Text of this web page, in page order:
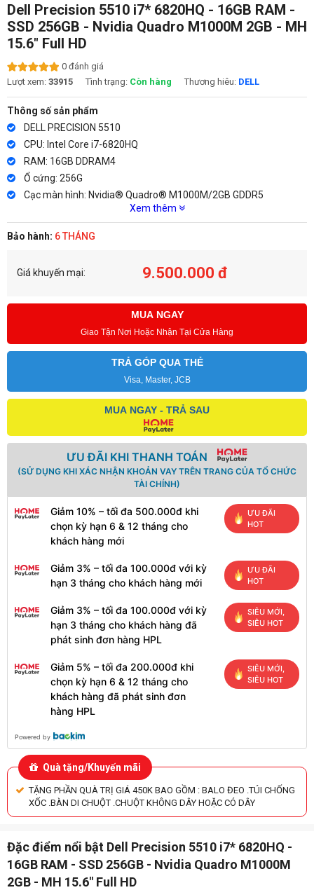
Dell Precision 5510 i7* 6820HQ - 16GB RAM -
SSD 256GB - Nvidia Quadro M1000M 2GB - MH
15.6" Full HD
0 đánh giá
Lượt xem: 33915 Tình trạng: Còn hàng Thương hiêu: DELL
Thông số sản phẩm
DELL PRECISION 5510
CPU: Intel Core i7-6820HQ
RAM: 16GB DDRAM4
Ổ cứng: 256G
Cạc màn hình: Nvidia® Quadro® M1000M/2GB GDDR5
Xem thêm
Bảo hành: 6 THÁNG
Giá khuyến mại: 9.500.000 đ
MUA NGAY
Giao Tận Nơi Hoặc Nhận Tại Cửa Hàng
TRẢ GÓP QUA THẺ
Visa, Master, JCB
MUA NGAY - TRẢ SAU
ƯU ĐÃI KHI THANH TOÁN
(SỬ DỤNG KHI XÁC NHẬN KHOẢN VAY TRÊN TRANG CỦA TỔ CHỨC
TÀI CHÍNH)
Giảm 10% – tối đa 500.000đ khi
chọn kỳ hạn 6 & 12 tháng cho
khách hàng mới
ƯU ĐÃI
HOT
Giảm 3% – tối đa 100.000đ với kỳ
hạn 3 tháng cho khách hàng mới
ƯU ĐÃI
HOT
Giảm 3% – tối đa 100.000đ với kỳ
hạn 3 tháng cho khách hàng đã
phát sinh đơn hàng HPL
SIÊU MỚI,
SIÊU HOT
Giảm 5% – tối đa 200.000đ khi
chọn kỳ hạn 6 & 12 tháng cho
khách hàng đã phát sinh đơn
hàng HPL
SIÊU MỚI,
SIÊU HOT
Powered by
Quà tặng/Khuyến mãi
TẶNG PHẦN QUÀ TRỊ GIÁ 450K BAO GỒM : BALO ĐEO .TÚI CHỐNG
XỐC .BÀN DI CHUỘT .CHUỘT KHÔNG DÂY HOẶC CÓ DÂY
Đặc điểm nổi bật Dell Precision 5510 i7* 6820HQ -
16GB RAM - SSD 256GB - Nvidia Quadro M1000M
2GB - MH 15.6" Full HD